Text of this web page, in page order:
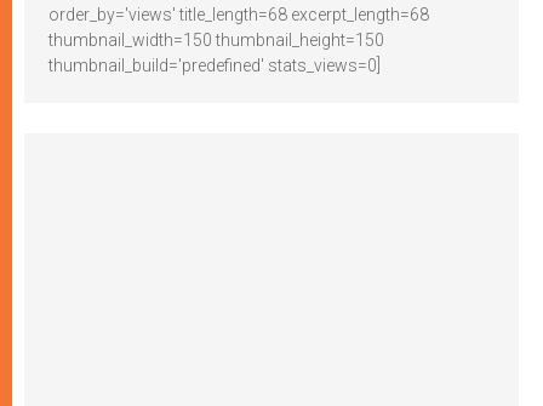
order_by='views' title_length=68 excerpt_length=68
thumbnail_width=150 thumbnail_height=150
thumbnail_build='predefined' stats_views=0]